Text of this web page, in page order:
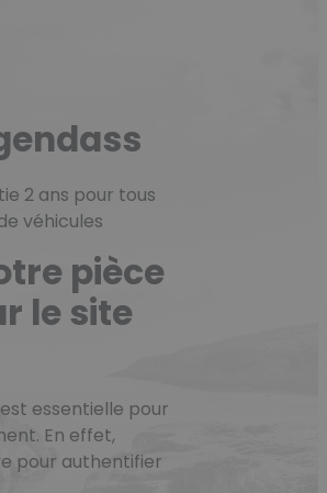
2 ans pour tous
véhicules
pièce
le site
essentielle pour
En effet,
pour authentifier